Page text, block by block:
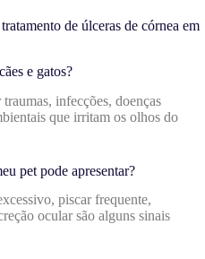
de úlceras de córnea em
e gatos?
infecções, doenças
que irritam os olhos do
pet pode apresentar?
piscar frequente,
ocular são alguns sinais